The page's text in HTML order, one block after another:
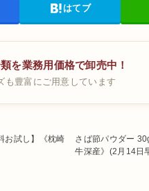
はてブ
を業務用価格で卸売中！
も豊富にご用意しています
お試し】《枕崎
さば節パウダー
牛深産》(2月14日